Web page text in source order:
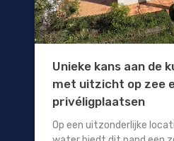
Unieke kans aan de
met uitzicht op zee
privéligplaatsen
Op een uitzonderlijke